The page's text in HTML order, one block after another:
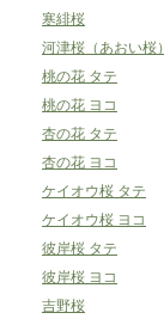
寒緋桜
河津桜（あおい桜）
桃の花 タテ
桃の花 ヨコ
杏の花 タテ
杏の花 ヨコ
ケイオウ桜 タテ
ケイオウ桜 ヨコ
彼岸桜 タテ
彼岸桜 ヨコ
吉野桜